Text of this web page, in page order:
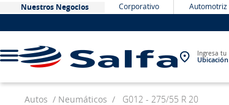
Nuestros Negocios Corporativo Automotriz
Ingresa tu
Ubicación
Autos Neumáticos G012 - 275/55 R 20